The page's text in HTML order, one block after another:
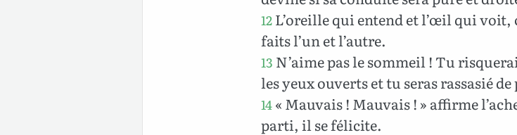
12L’oreille qui entend et l’œil qui voit,
faits l’un et l’autre.
13 N’aime pas le sommeil ! Tu
les yeux ouverts et tu seras rassasié
14« Mauvais ! Mauvais ! » affirme
parti, il se félicite.